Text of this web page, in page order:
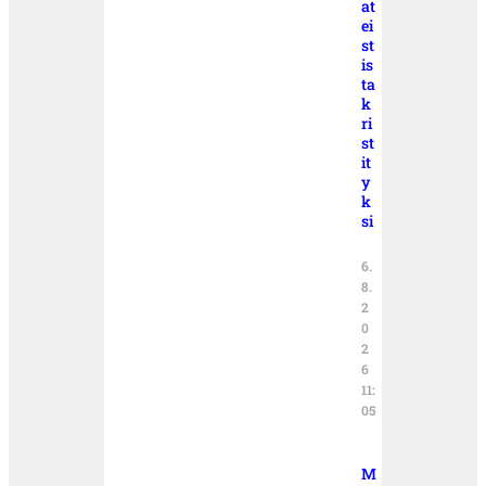
at
ei
st
is
ta
k
ri
st
it
y
k
si
6.
8.
2
0
2
6
11:
05
M